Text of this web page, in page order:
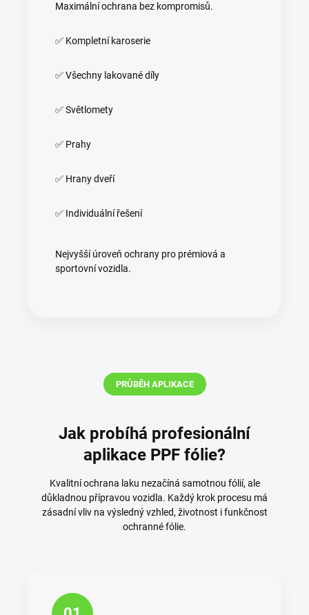
Maximální ochrana bez kompromisů.
✅ Kompletní karoserie
✅ Všechny lakované díly
✅ Světlomety
✅ Prahy
✅ Hrany dveří
✅ Individuální řešení
Nejvyšší úroveň ochrany pro prémiová a
sportovní vozidla.
PRŮBĚH APLIKACE
Jak probíhá profesionální
aplikace PPF fólie?
Kvalitní ochrana laku nezačíná samotnou fólií, ale
důkladnou přípravou vozidla. Každý krok procesu má
zásadní vliv na výsledný vzhled, životnost i funkčnost
ochranné fólie.